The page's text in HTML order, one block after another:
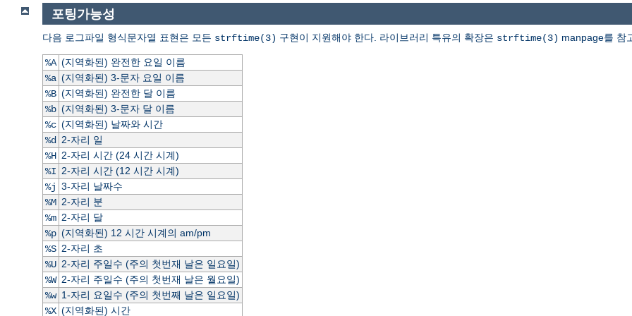
포팅가능성
다음 로그파일 형식문자열 표현은 모든 strftime(3) 구현이 지원해야 한다. 라이브러리 특유의 확장은 strftime(3) manpage를 참
%A (지역화된) 완전한 요일 이름
%a (지역화된) 3-문자 요일 이름
%B (지역화된) 완전한 달 이름
%b (지역화된) 3-문자 달 이름
%c (지역화된) 날짜와 시간
%d 2-자리 일
%H 2-자리 시간 (24 시간 시계)
%I 2-자리 시간 (12 시간 시계)
%j 3-자리 날짜수
%M 2-자리 분
%m 2-자리 달
%p (지역화된) 12 시간 시계의 am/pm
%S 2-자리 초
%U 2-자리 주일수 (주의 첫번재 날은 일요일)
%W 2-자리 주일수 (주의 첫번재 날은 월요일)
%w 1-자리 요일수 (주의 첫번째 날은 일요일)
%X (지역화된) 시간